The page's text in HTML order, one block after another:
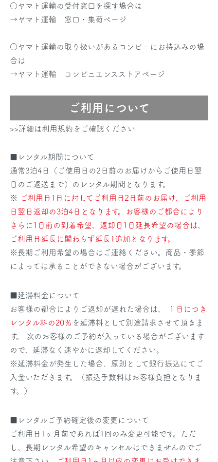
○ヤマト運輸の受付窓口を探す場合は
→ヤマト運輸 窓口・集荷ページ
○ヤマト運輸の取り扱いがあるコンビニにお持込みの場
合は
→ヤマト運輸 コンビニエンスストアページ
ご利用について
>>詳細は利用規約をご確認ください
■レンタル期間について
通常3泊4日（ご使用日の2日前のお届けからご使用日翌
日のご返送まで）のレンタル期間となります。
※
ご利用日1日に対してご利用日2日前のお届け、ご利用
日翌日返却の3泊4日となります。お客様のご都合により
さらに1日前の到着希望、返却日1日延長希望の場合は、
ご利用日延長に関わらず延長1追加となります。
※長期ご利用希望の場合はご連絡ください。商品・季節
によっては承ることができない場合がございます。
■延滞料金について
お客様の都合によりご返却が遅れた場合は、
１日につき
レンタル料の20％ を延滞料として別途請求させて頂きま
す。 次のお客様のご予約が入っている場合がございます
ので、延滞なく速やかに返却してください。
※延滞料金が発生した場合、原則として銀行振込にてご
入金いただきます。（振込手数料はお客様負担となりま
す。）
■レンタルご予約確定後の変更について
ご利用日1ヶ月前であれば1回のみ変更可能です。ただ
し、長期レンタル希望のキャンセルはできませんのでご